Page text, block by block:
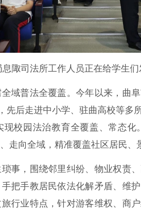
息陬司法所工作人员正在给学生
普法全覆盖。今年以来，曲阜
先后走进中小学、驻曲高校等多
校园法治教育全覆盖、常态
走向全域，精准覆盖社区居民、
，围绕邻里纠纷、物业权责、
把手教居民依法化解矛盾、维
行业特点，针对游客维权、商